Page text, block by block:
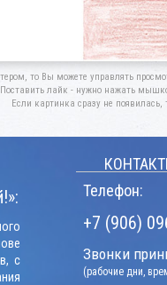
то Вы можете управлять
Поставить лайк - нужно нажать
Если картинка сразу не появилась,
с
Телефон:
+7 (906)
Звонки
(рабочие дни,